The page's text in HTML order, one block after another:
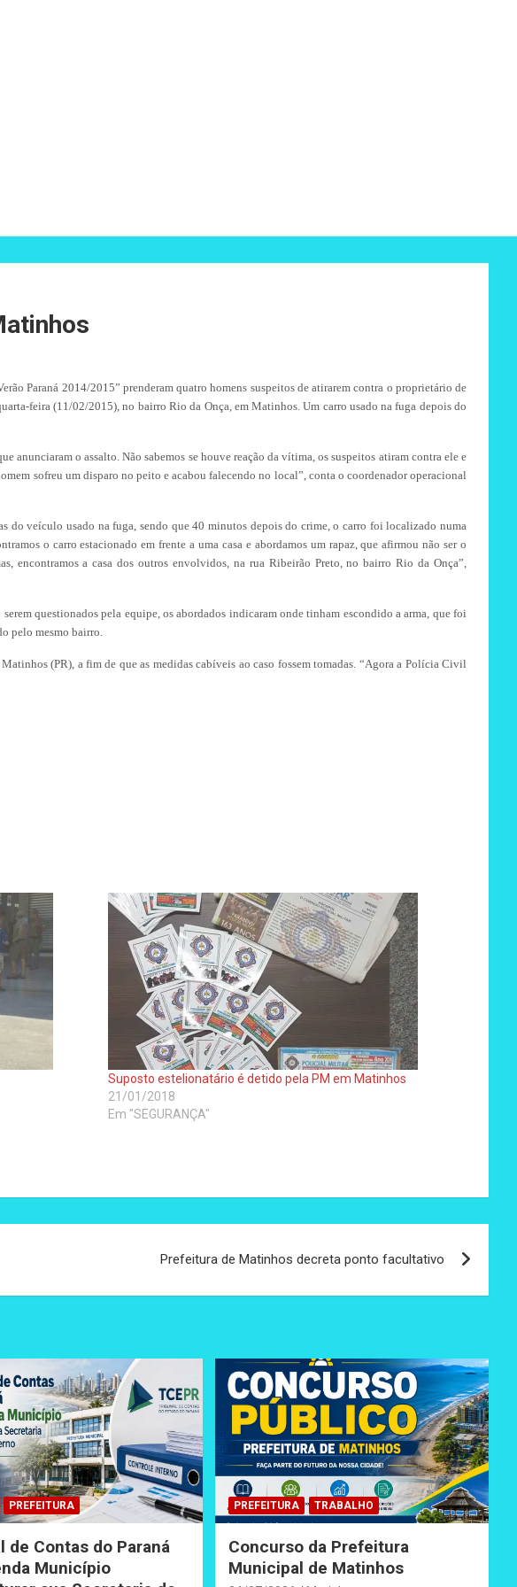
Paraná 2014/2015” prenderam quatro homens suspeitos de atirarem contra o proprietário de
feira (11/02/2015), no bairro Rio da Onça, em Matinhos. Um carro usado na fuga depois do
anunciaram o assalto. Não sabemos se houve reação da vítima, os suspeitos atiram contra ele e
sofreu um disparo no peito e acabou falecendo no local”, conta o coordenador operacional
do veículo usado na fuga, sendo que 40 minutos depois do crime, o carro foi localizado numa
o carro estacionado em frente a uma casa e abordamos um rapaz, que afirmou não ser o
encontramos a casa dos outros envolvidos, na rua Ribeirão Preto, no bairro Rio da Onça”,
questionados pela equipe, os abordados indicaram onde tinham escondido a arma, que foi
pelo mesmo bairro.
(PR), a fim de que as medidas cabíveis ao caso fossem tomadas. “Agora a Polícia Civil
Suposto estelionatário é detido pela PM em Matinhos
21/01/2018
Em "SEGURANÇA"
Prefeitura de Matinhos decreta ponto facultativo
PREFEITURA
de Contas do Paraná
Município
PREFEITURA TRABALHO
Concurso da Prefeitura
Municipal de Matinhos